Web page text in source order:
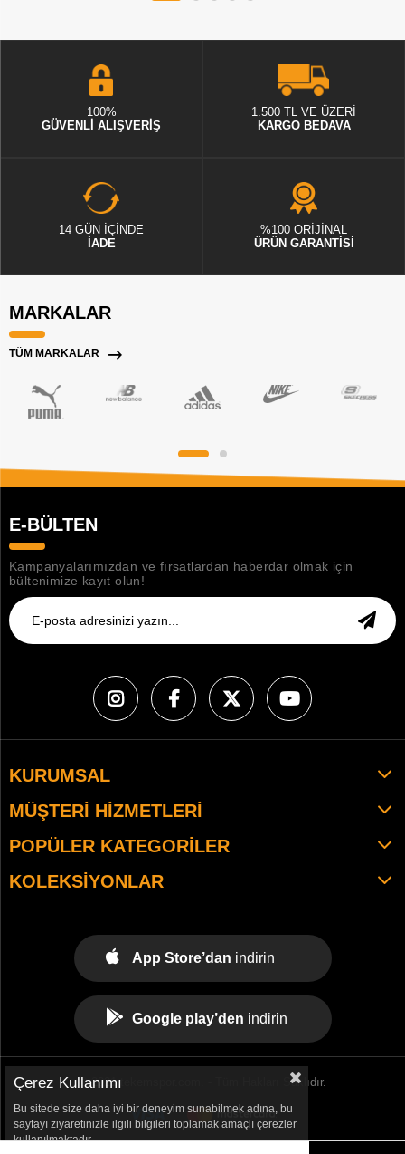
100%
GÜVENLİ ALIŞVERİŞ
1.500 TL VE ÜZERİ
KARGO BEDAVA
14 GÜN İÇİNDE
İADE
%100 ORİJİNAL
ÜRÜN GARANTİSİ
MARKALAR
TÜM MARKALAR
E-BÜLTEN
Kampanyalarımızdan ve fırsatlardan haberdar olmak için
bültenimize kayıt olun!
KURUMSAL
MÜŞTERI HIZMETLERI
POPÜLER KATEGORILER
KOLEKSIYONLAR
App Store’dan indirin
Google play’den indirin
© 2021 tekemspor.com. - Tüm Hakları Saklıdır.
Çerez Kullanımı
Bu sitede size daha iyi bir deneyim sunabilmek adına, bu
sayfayı ziyaretinizle ilgili bilgileri toplamak amaçlı çerezler
kullanılmaktadır.